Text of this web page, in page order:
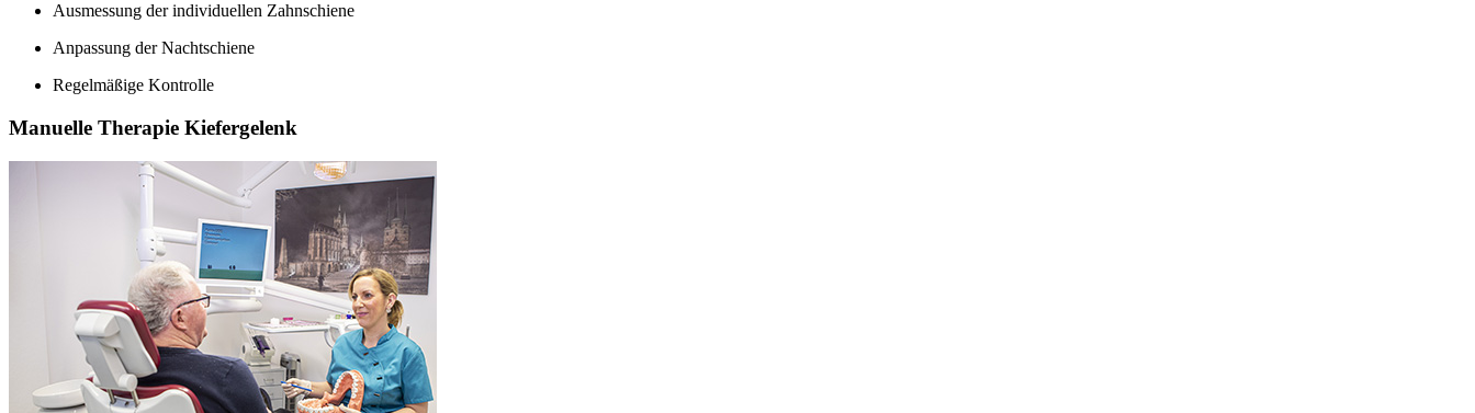
Ausmessung der individuellen Zahnschiene
Anpassung der Nachtschiene
Regelmäßige Kontrolle
Manuelle Therapie Kiefergelenk